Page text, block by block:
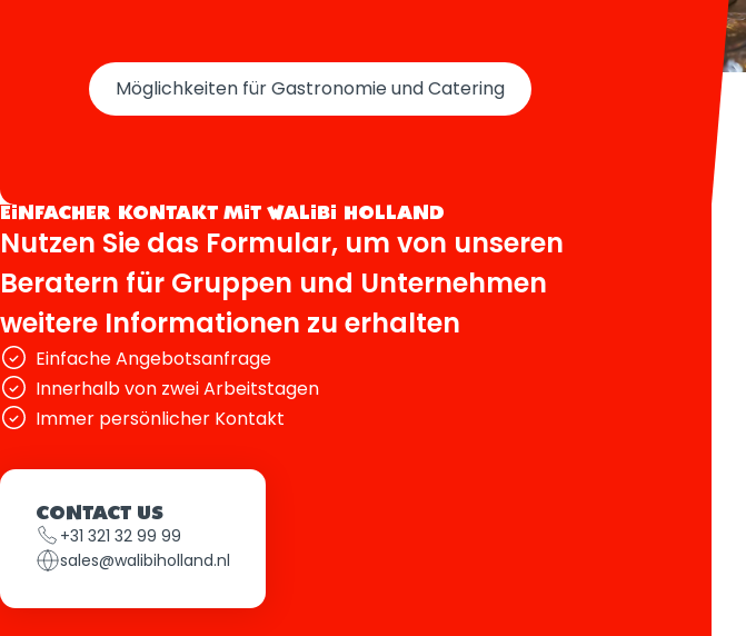
Möglichkeiten für Gastronomie und Catering
EINFACHER KONTAKT MIT WALIBI HOLLAND
Nutzen Sie das Formular, um von unseren
Beratern für Gruppen und Unternehmen
weitere Informationen zu erhalten
Einfache Angebotsanfrage
Innerhalb von zwei Arbeitstagen
Immer persönlicher Kontakt
CONTACT US
+31 321 32 99 99
sales@walibiholland.nl